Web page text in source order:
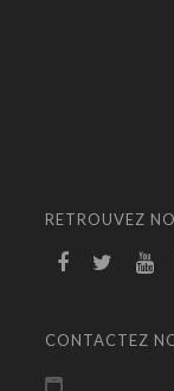
RETROUVEZ
CONTACTEZ